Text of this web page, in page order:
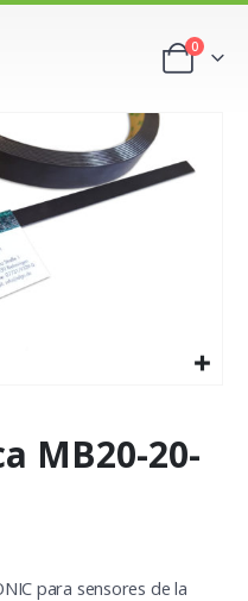
0
MB20-20-
para sensores de la